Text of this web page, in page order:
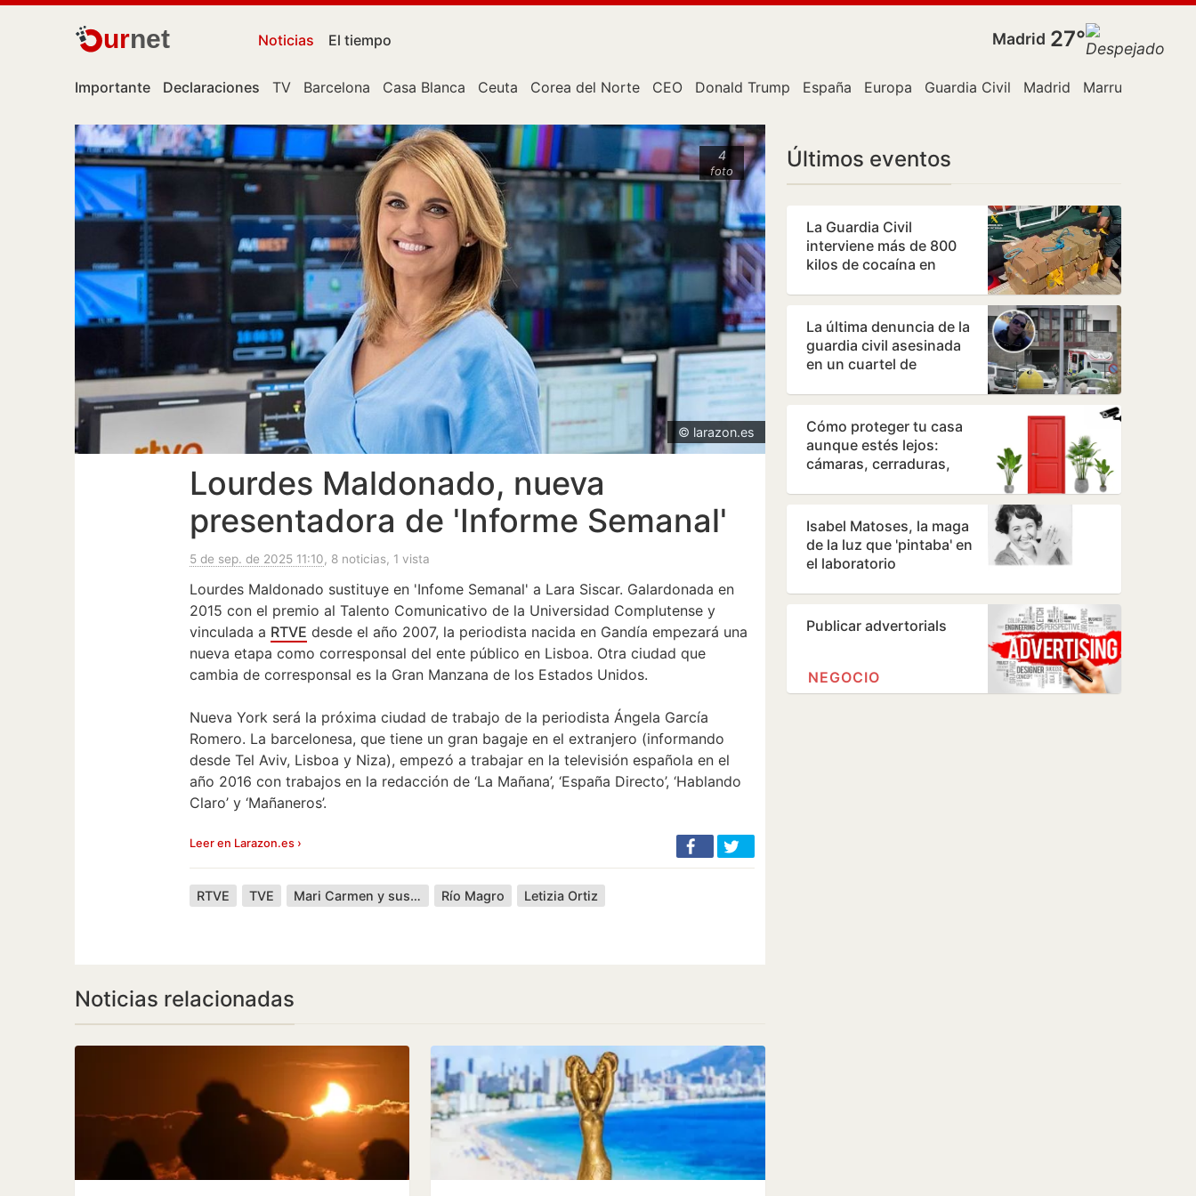
urnet Noticias El tiempo Madrid 27°
Importante Declaraciones TV Barcelona Casa Blanca Ceuta Corea del Norte CEO Donald Trump España Europa Guardia Civil Madrid Marruecos
4
foto
© larazon.es
Lourdes Maldonado, nueva
presentadora de 'Informe Semanal'
5 de sep. de 2025 11:10, 8 noticias, 1 vista
Lourdes Maldonado sustituye en 'Infome Semanal' a Lara Siscar. Galardonada en
2015 con el premio al Talento Comunicativo de la Universidad Complutense y
vinculada a RTVE desde el año 2007, la periodista nacida en Gandía empezará una
nueva etapa como corresponsal del ente público en Lisboa. Otra ciudad que
cambia de corresponsal es la Gran Manzana de los Estados Unidos.
Nueva York será la próxima ciudad de trabajo de la periodista Ángela García
Romero. La barcelonesa, que tiene un gran bagaje en el extranjero (informando
desde Tel Aviv, Lisboa y Niza), empezó a trabajar en la televisión española en el
año 2016 con trabajos en la redacción de ‘La Mañana’, ‘España Directo’, ‘Hablando
Claro’ y ‘Mañaneros’.
Leer en Larazon.es ›
RTVE TVE Mari Carmen y sus muñecos Río Magro Letizia Ortiz
Noticias relacionadas
Últimos eventos
La Guardia Civil
interviene más de 800
kilos de cocaína en
La última denuncia de la
guardia civil asesinada
en un cuartel de
sentía…
Cómo proteger tu casa
aunque estés lejos:
cámaras, cerraduras,
Isabel Matoses, la maga
de la luz que 'pintaba' en
el laboratorio
Publicar advertorials
NEGOCIO